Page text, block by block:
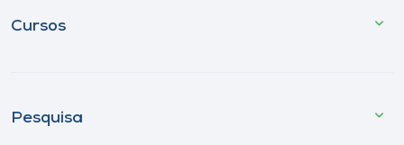
Cursos
Pesquisa